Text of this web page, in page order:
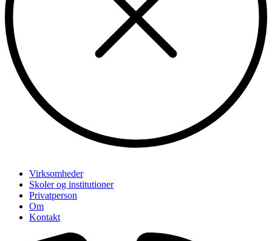
Virksomheder
Skoler og institutioner
Privatperson
Om
Kontakt